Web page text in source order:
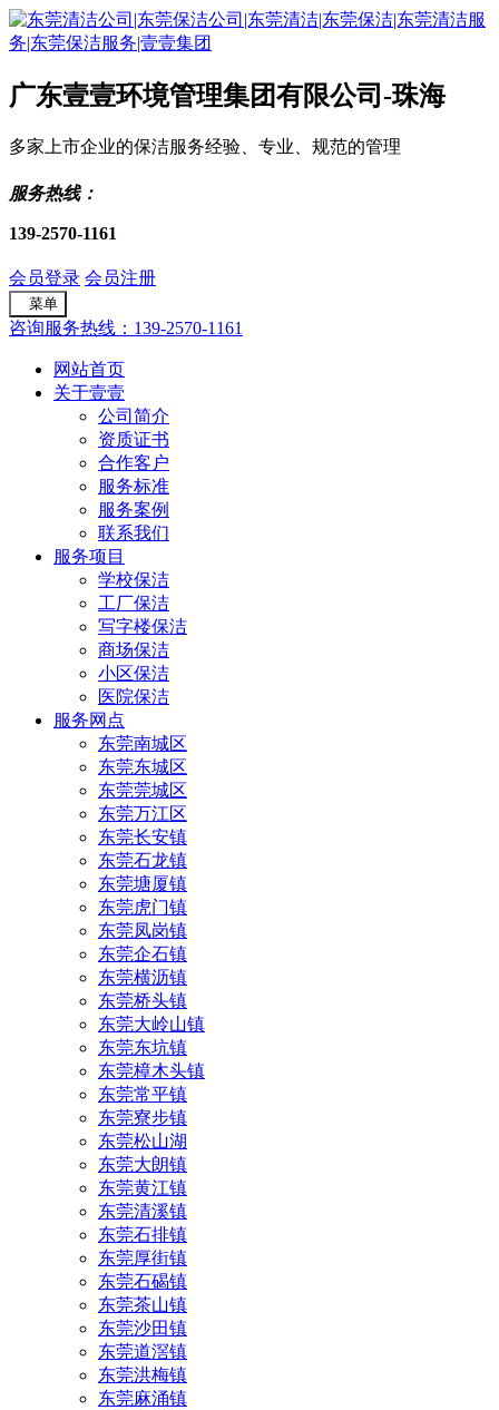
广东壹壹环境管理集团有限公司-珠海
多家上市企业的保洁服务经验、专业、规范的管理
服务热线：
139-2570-1161
会员登录 会员注册
菜单
咨询服务热线：139-2570-1161
网站首页
关于壹壹
公司简介
资质证书
合作客户
服务标准
服务案例
联系我们
服务项目
学校保洁
工厂保洁
写字楼保洁
商场保洁
小区保洁
医院保洁
服务网点
东莞南城区
东莞东城区
东莞莞城区
东莞万江区
东莞长安镇
东莞石龙镇
东莞塘厦镇
东莞虎门镇
东莞凤岗镇
东莞企石镇
东莞横沥镇
东莞桥头镇
东莞大岭山镇
东莞东坑镇
东莞樟木头镇
东莞常平镇
东莞寮步镇
东莞松山湖
东莞大朗镇
东莞黄江镇
东莞清溪镇
东莞石排镇
东莞厚街镇
东莞石碣镇
东莞茶山镇
东莞沙田镇
东莞道滘镇
东莞洪梅镇
东莞麻涌镇